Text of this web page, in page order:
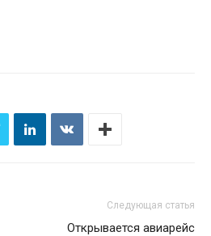
Следующая статья
Открывается авиарейс